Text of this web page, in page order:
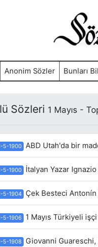
Anonim Sözler Bunları
Sözleri 1 Mayıs -
5-1900 ABD Utah'da bir
5-1900 İtalyan Yazar
5-1904 Çek Besteci
5-1906 1 Mayıs Türkiyeli
5-1908
Giovanni Guareschi,